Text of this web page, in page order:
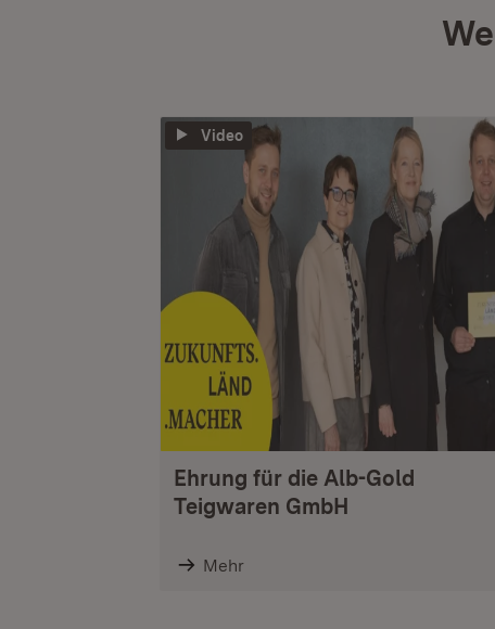
Video
Ehrung für die Alb-Gold
Teigwaren GmbH
Mehr